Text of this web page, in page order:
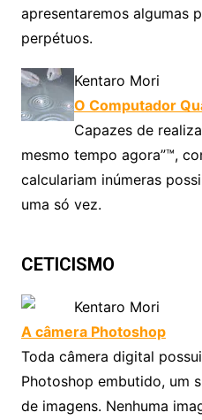
apresentaremos algumas
perpétuos.
Kentaro Mori
O Computador
Capazes de
mesmo tempo agora”™,
calculariam inúmeras
uma só vez.
CETICISMO
Kentaro Mori
A câmera Photoshop
Toda câmera digital
Photoshop embutido, um
de imagens. Nenhuma